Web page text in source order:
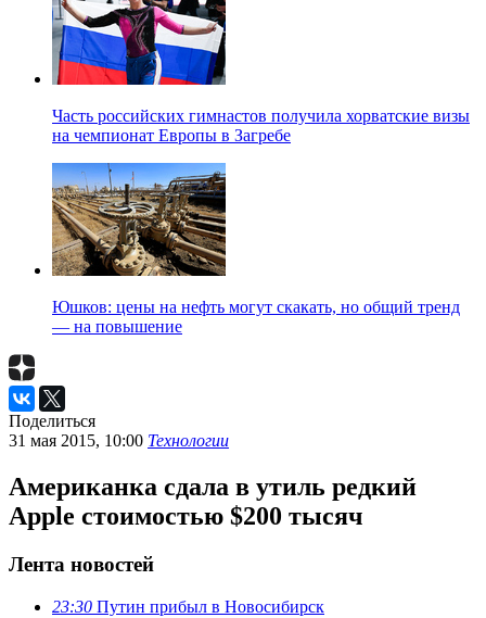
Часть российских гимнастов получила хорватские визы
на чемпионат Европы в Загребе
Юшков: цены на нефть могут скакать, но общий тренд
— на повышение
Поделиться
31 мая 2015, 10:00 Технологии
Американка сдала в утиль редкий
Apple стоимостью $200 тысяч
Лента новостей
23:30 Путин прибыл в Новосибирск